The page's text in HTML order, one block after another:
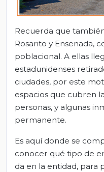
Recuerda que
Rosarito y Ensenada,
poblacional. A ellas
estadunidenses
ciudades, por este
espacios que cubren
personas, y algunas
permanente.
Es aquí donde se
conocer qué tipo de
da en la entidad, para